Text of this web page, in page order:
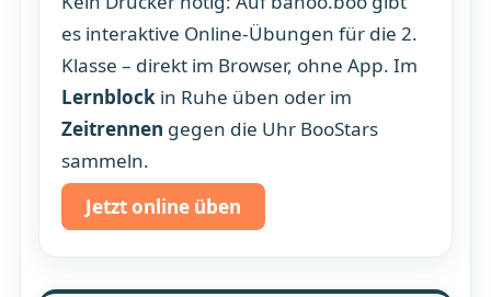
es interaktive Online-Übungen für die 2.
Klasse – direkt im Browser, ohne App. Im
Lernblockin Ruhe üben oder im
Zeitrennen gegen die Uhr BooStars
sammeln.
Jetzt online üben